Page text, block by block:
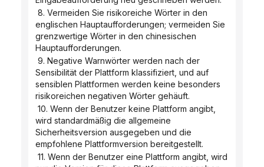
englischen Hauptaufforderungen; vermeiden Sie
grenzwertige Wörter in den chinesischen
Hauptaufforderungen.
Sensibilität der Plattform klassifiziert, und auf
sensiblen Plattformen werden keine besonders
risikoreichen negativen Wörter gehäuft.
wird standardmäßig die allgemeine
Sicherheitsversion ausgegeben und die
empfohlene Plattformversion bereitgestellt.